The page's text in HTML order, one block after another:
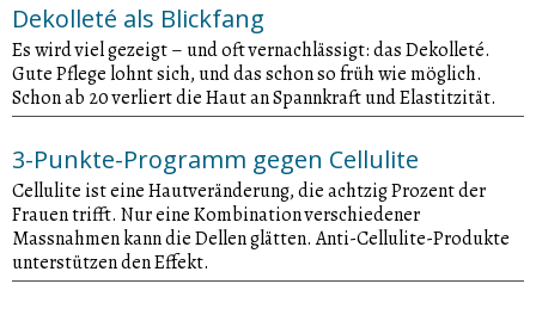
Dekolleté als Blickfang
Es wird viel gezeigt – und oft vernachlässigt: das Dekolleté.
Gute Pflege lohnt sich, und das schon so früh wie möglich.
Schon ab 20 verliert die Haut an Spannkraft und Elastitzität.
3-Punkte-Programm gegen Cellulite
Cellulite ist eine Hautveränderung, die achtzig Prozent der
Frauen trifft. Nur eine Kombination verschiedener
Massnahmen kann die Dellen glätten. Anti-Cellulite-Produkte
unterstützen den Effekt.